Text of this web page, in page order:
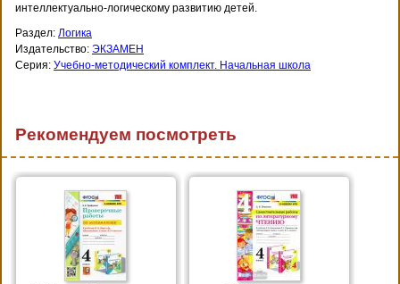
интеллектуально-логическому развитию детей.
Раздел: Логика
Издательство: ЭКЗАМЕН
Серия: Учебно-методический комплект. Начальная школа
Рекомендуем посмотреть